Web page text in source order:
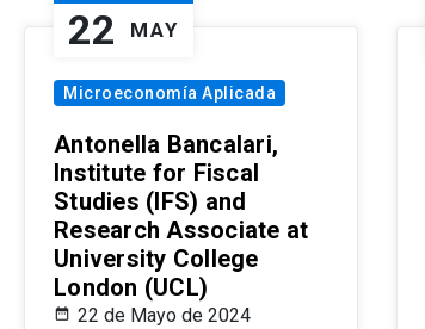
22 MAY
Microeconomía Aplicada
Antonella Bancalari,
Institute for Fiscal
Studies (IFS) and
Research Associate at
University College
London (UCL)
22 de Mayo de 2024